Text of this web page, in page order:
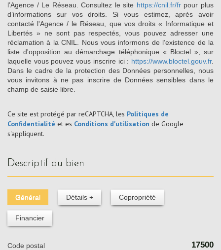
l’Agence / Le Réseau. Consultez le site https://cnil.fr/frpour plus
d’informations sur vos droits. Si vous estimez, après avoir
contacté l'Agence / le Réseau, que vos droits « Informatique et
Libertés » ne sont pas respectés, vous pouvez adresser une
réclamation à la CNIL. Nous vous informons de l’existence de la
liste d'opposition au démarchage téléphonique « Bloctel », sur
laquelle vous pouvez vous inscrire ici : https://www.bloctel.gouv.fr.
Dans le cadre de la protection des Données personnelles, nous
vous invitons à ne pas inscrire de Données sensibles dans le
champ de saisie libre.
Ce site est protégé par reCAPTCHA, les Politiques de
Confidentialité et es Conditions d'utilisation de Google
s'appliquent.
descriptif du bien
Général Détails + Copropriété
Financier
Code postal 17500